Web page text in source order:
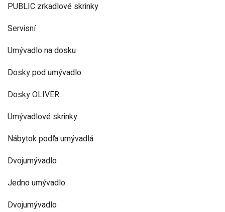
PUBLIC zrkadlové skrinky
Servisní
Umývadlo na dosku
Dosky pod umývadlo
Dosky OLIVER
Umývadlové skrinky
Nábytok podľa umývadlá
Dvojumývadlo
Jedno umývadlo
Dvojumývadlo